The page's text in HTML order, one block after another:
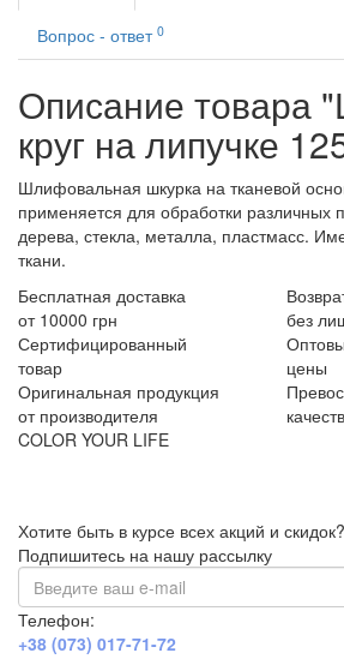
Вопрос - ответ 0
Описание товара
круг на липучке
Шлифовальная шкурка на тканевой
применяется для обработки различных
дерева, стекла, металла, пластмасс.
ткани.
Бесплатная доставка
от 10000 грн
без
Сертифицированный
товар
цены
Оригинальная продукция
от производителя
COLOR YOUR LIFE
Хотите быть в курсе всех акций и скидок?
Подпишитесь на нашу рассылку
Телефон:
+38 (073) 017-71-72